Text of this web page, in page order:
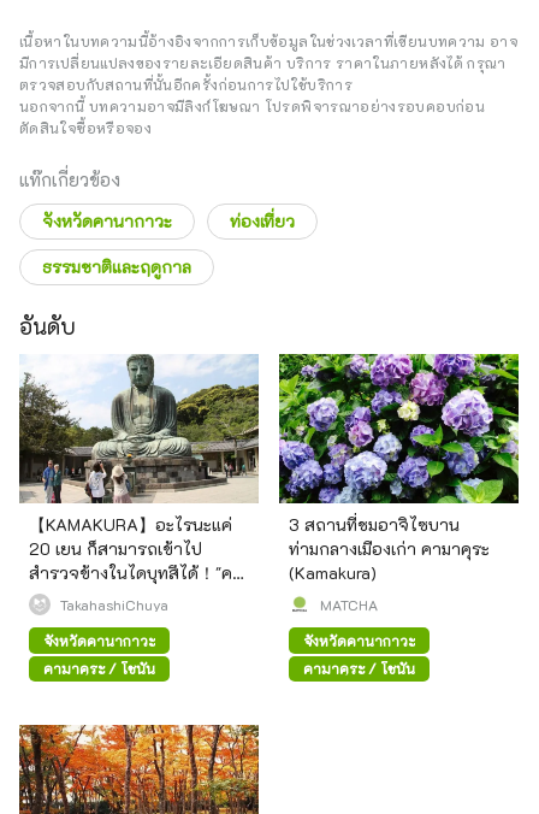
【渡航歴】イギリス スペイン エジプト 韓
国 中国 台湾 タイ ベトナム ラオス カ
ンボジア シンガポール インドネシア フィ
ジー グアム ハワイ アメリカ(本土)
เนื้อหาในบทความนี้อ้างอิงจากการเก็บข้อมูลในช่วงเวลาที่เขียนบทความ อาจ
มีการเปลี่ยนแปลงของรายละเอียดสินค้า บริการ ราคาในภายหลังได้ กรุณา
ตรวจสอบกับสถานที่นั้นอีกครั้งก่อนการไปใช้บริการ
นอกจากนี้ บทความอาจมีลิงก์โฆษณา โปรดพิจารณาอย่างรอบคอบก่อน
ตัดสินใจซื้อหรือจอง
แท๊กเกี่ยวข้อง
จังหวัดคานากาวะ
ท่องเที่ยว
ธรรมชาติและฤดูกาล
อันดับ
【KAMAKURA】อะไรนะแค่
20 เยน ก็สามารถเข้าไป
สำรวจข้างในไดบุทสึได้！"คา
มาคุระไดบุทสึ" คืออะไร？
TakahashiChuya
จังหวัดคานากาวะ
คามาคุระ / โชนัน
3 สถานที่ชมอาจิไซบาน
ท่ามกลางเมืองเก่า คามาคุระ
(Kamakura)
MATCHA
จังหวัดคานากาวะ
คามาคุระ / โชนัน